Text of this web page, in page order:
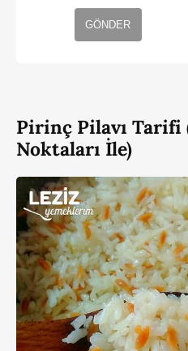
GÖNDER
Pirinç Pilavı Tarifi
Noktaları İle)